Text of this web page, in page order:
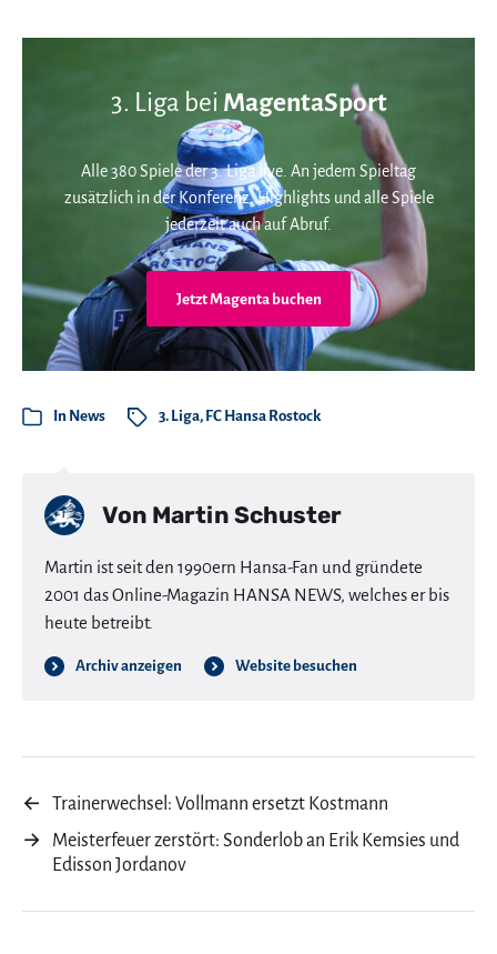
3. Liga bei MagentaSport
Alle 380 Spiele der 3. Liga live. An jedem Spieltag
zusätzlich in der Konferenz. Highlights und alle Spiele
jederzeit auch auf Abruf.
Jetzt Magenta buchen
In News 3. Liga, FC Hansa Rostock
Von Martin Schuster
Martin ist seit den 1990ern Hansa-Fan und gründete
2001 das Online-Magazin HANSA NEWS, welches er bis
heute betreibt.
Archiv anzeigen Website besuchen
←
Trainerwechsel: Vollmann ersetzt Kostmann
→
Meisterfeuer zerstört: Sonderlob an Erik Kemsies und
Edisson Jordanov